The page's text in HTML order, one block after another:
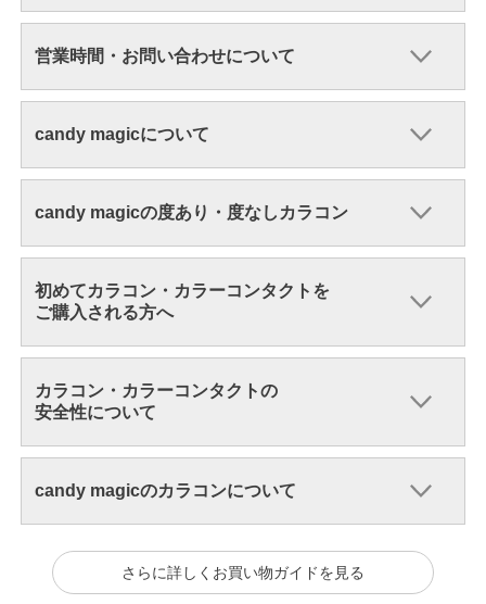
営業時間・お問い合わせについて
candy magicについて
candy magicの度あり・度なしカラコン
初めてカラコン・カラーコンタクトを
ご購入される方へ
カラコン・カラーコンタクトの
安全性について
candy magicのカラコンについて
さらに詳しくお買い物ガイドを見る